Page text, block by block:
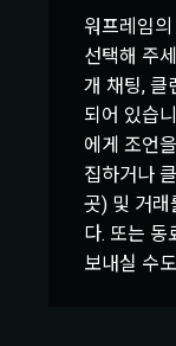
워프레임
선택해 주
개 채팅, 클
되어 있습
에게 조언
집하거나
곳) 및 거래
다. 또는 동
보내실 수